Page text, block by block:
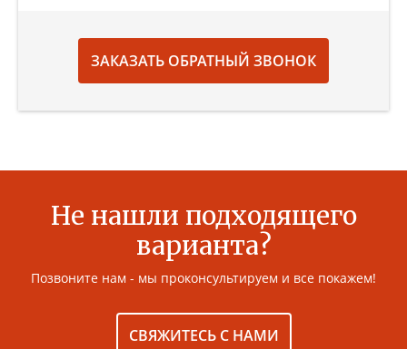
ЗАКАЗАТЬ ОБРАТНЫЙ ЗВОНОК
Не нашли подходящего
варианта?
Позвоните нам - мы проконсультируем и все покажем!
СВЯЖИТЕСЬ С НАМИ